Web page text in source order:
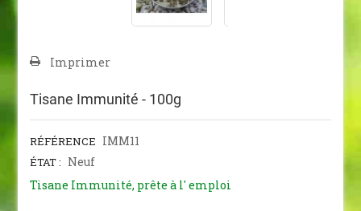
Imprimer
Tisane Immunité - 100g
RÉFÉRENCE IMM11
ÉTAT : Neuf
Tisane Immunité, prête à l' emploi